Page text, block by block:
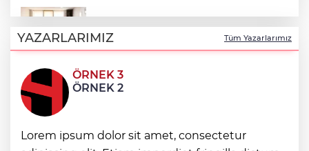
nezaket ziyareti
İstanbul Maltepe’de çocuklar kitapların
renkli dünyasında
Edirne Keşan’dan Elazığ'a gönül köprüsü
YAZARLARIMIZ Tüm Yazarlarımız
ÖRNEK 3
ÖRNEK 2
Lorem ipsum dolor sit amet, consectetur